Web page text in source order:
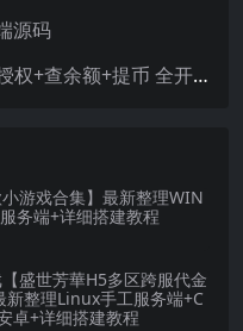
源码
【转载】tron链秒级监控授权+查余额+提币 全开源带视频教程文字教程
游戏合集】最新整理WIN
务端+详细搭建教程
盛世芳華H5多区跨服代金
新整理Linux手工服务端+C
卓+详细搭建教程